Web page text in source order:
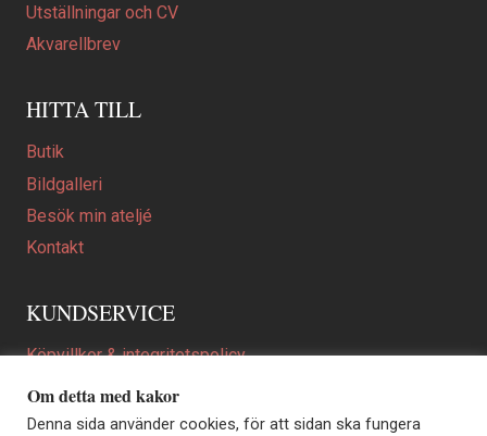
Utställningar och CV
Akvarellbrev
HITTA TILL
Butik
Bildgalleri
Besök min ateljé
Kontakt
KUNDSERVICE
Köpvillkor & integritetspolicy
Att beställa ett personligt utformat konstverk
En personligare gåva
Om detta med kakor
Denna sida använder cookies, för att sidan ska fungera